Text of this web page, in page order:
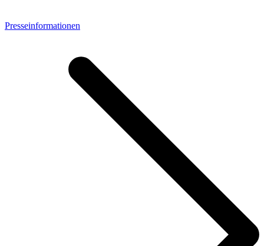
Presseinformationen